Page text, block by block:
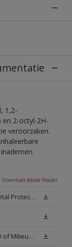
1,2-
en 2-octyl-2H-
veroorzaken.
Download Adobe Reader
Technisch Informatieblad Redox BL Metal Protect (PDF)
Sikkens Metal Paints Waterborne- EPD of Milieuproductverklaring